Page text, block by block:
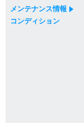
修理依頼をする
修理・メンテンナン
メンテナンス情報
コンディション